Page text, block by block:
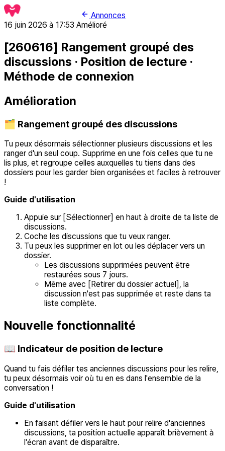
Annonces
16 juin 2026 à 17:53 Amélioré
[260616] Rangement groupé des
discussions · Position de lecture ·
Méthode de connexion
Amélioration
🗂️ Rangement groupé des discussions
Tu peux désormais sélectionner plusieurs discussions et les
ranger d'un seul coup. Supprime en une fois celles que tu ne
lis plus, et regroupe celles auxquelles tu tiens dans des
dossiers pour les garder bien organisées et faciles à retrouver
!
Guide d'utilisation
Appuie sur [Sélectionner] en haut à droite de ta liste de
discussions.
Coche les discussions que tu veux ranger.
Tu peux les supprimer en lot ou les déplacer vers un
dossier.
Les discussions supprimées peuvent être
restaurées sous 7 jours.
Même avec [Retirer du dossier actuel], la
discussion n'est pas supprimée et reste dans ta
liste complète.
Nouvelle fonctionnalité
📖 Indicateur de position de lecture
Quand tu fais défiler tes anciennes discussions pour les relire,
tu peux désormais voir où tu en es dans l'ensemble de la
conversation !
Guide d'utilisation
En faisant défiler vers le haut pour relire d'anciennes
discussions, ta position actuelle apparaît brièvement à
l'écran avant de disparaître.